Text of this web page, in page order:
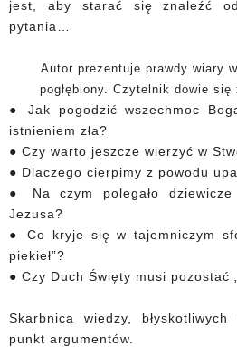
jest, aby starać się znaleźć
pytania…
Autor prezentuje prawdy wiary
pogłębiony. Czytelnik dowie
● Jak pogodzić wszechmoc
istnieniem zła?
● Czy warto jeszcze wierzyć w
● Dlaczego cierpimy z powodu
● Na czym polegało
Jezusa?
● Co kryje się w tajemniczym
piekieł”?
● Czy Duch Święty musi pozostać
Skarbnica wiedzy,
punkt argumentów.